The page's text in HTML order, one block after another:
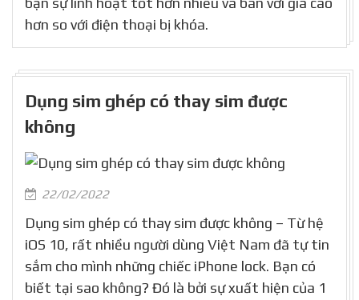
hơn so với điện thoại bị khóa.
Dụng sim ghép có thay sim được
không
22/02/2022
Dụng sim ghép có thay sim được không – Từ hệ
iOS 10, rất nhiều người dùng Việt Nam đã tự tin
sắm cho mình những chiếc iPhone lock. Bạn có
biết tại sao không? Đó là bởi sự xuất hiện của 1